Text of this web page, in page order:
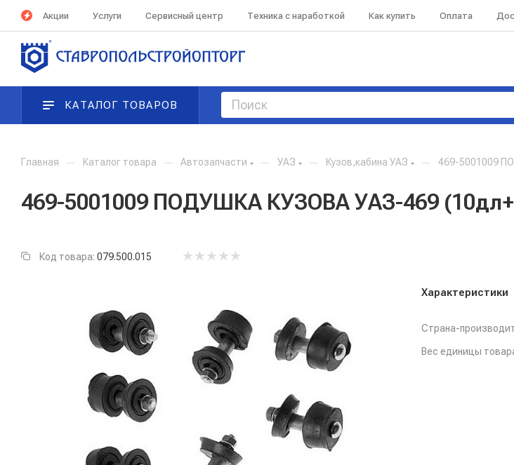
Акции Услуги Сервисный центр Техника с наработкой Как купить Оплата
КАТАЛОГ ТОВАРОВ
Главная — Каталог товара — Автозапчасти — УАЗ — Кузов,кабина УАЗ — 469-5001009
469-5001009 ПОДУШКА КУЗОВА УАЗ-469
Код товара: 079.500.015
Характеристики
Страна-
Вес единицы